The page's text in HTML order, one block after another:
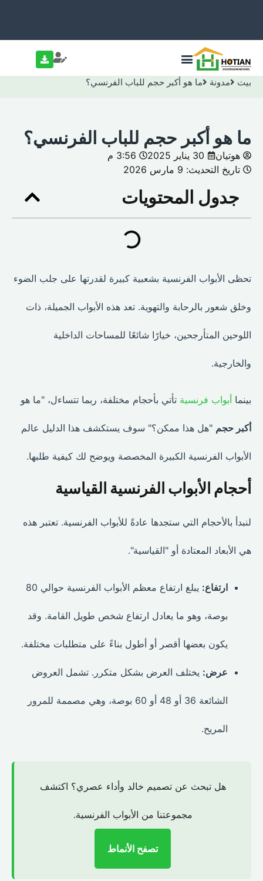
بيت مدونة ما هو أكبر حجم للباب الفرنسي؟
ما هو أكبر حجم للباب الفرنسي؟
هوتيان 30 يناير 2025
3:56 م
تاريخ التحديث: 9 مارس 2026
جدول المحتويات
تحظى الأبواب الفرنسية بشعبية كبيرة لقدرتها على جلب الضوء
وخلق شعور بالرحابة والتهوية. تعد هذه الأبواب الجميلة، ذات
اللوحين المتأرجحين، خيارًا شائعًا للمساحات الداخلية
والخارجية.
بينماأبواب فرنسيةتأتي بأحجام مختلفة، ربما تتساءل، "ما هو
أكبر حجم"هل هذا ممكن؟" سوف يستكشف هذا الدليل عالم
الأبواب الفرنسية الكبيرة المخصصة ويوضح لك كيفية طلبها.
أحجام الأبواب الفرنسية القياسية
لنبدأ بالأحجام التي ستجدها عادةً للأبواب الفرنسية. تعتبر هذه
هي الأبعاد المعتادة أو "القياسية".
ارتفاع: يبلغ ارتفاع معظم الأبواب الفرنسية حوالي 80
بوصة، وهو ما يعادل ارتفاع شخص طويل القامة. وقد
يكون بعضها أقصر أو أطول بناءً على متطلبات مختلفة.
عرض: يختلف العرض بشكل متكرر. تشمل العروض
الشائعة 36 أو 48 أو 60 بوصة، وهي مصممة للمرور
المريح.
هل تبحث عن تصميم خالد وأداء عصري؟ اكتشف
مجموعتنا من الأبواب الفرنسية.
تصفح الأنماط